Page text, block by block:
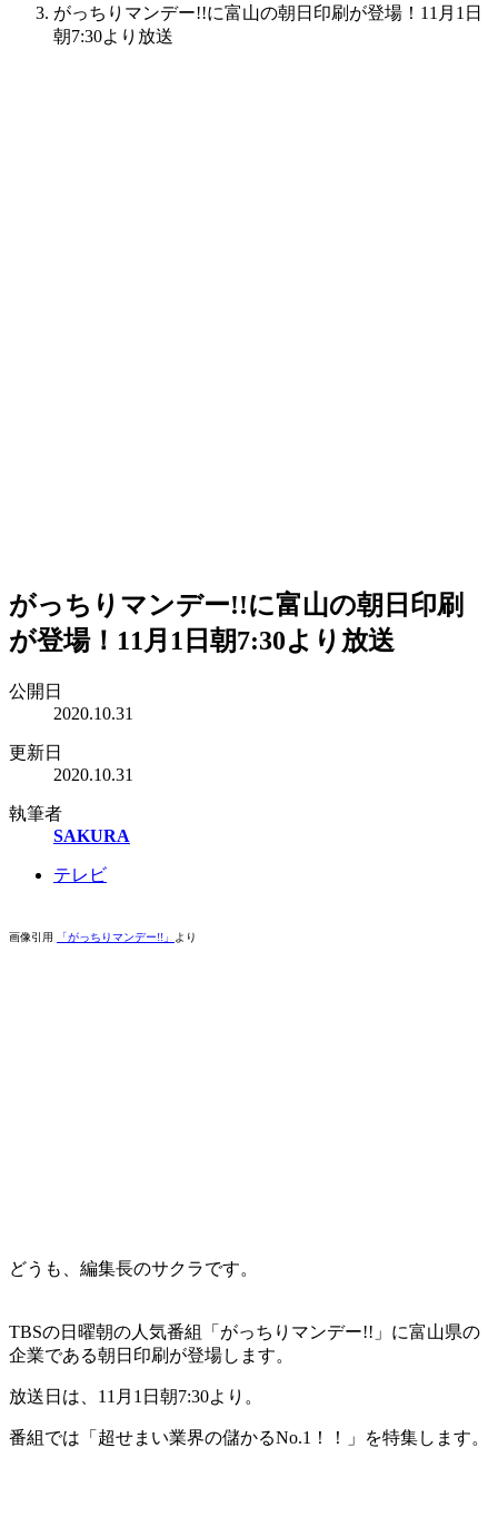
がっちりマンデー!!に富山の朝日印刷が登場！11月1日
朝7:30より放送
がっちりマンデー!!に富山の朝日印刷
が登場！11月1日朝7:30より放送
公開日
2020.10.31
更新日
2020.10.31
執筆者
SAKURA
テレビ
画像引用 「がっちりマンデー!!」 より
どうも、編集長のサクラです。
TBSの日曜朝の人気番組「がっちりマンデー!!」に富山県の
企業である朝日印刷が登場します。
放送日は、11月1日朝7:30より。
番組では「超せまい業界の儲かるNo.1！！」を特集します。